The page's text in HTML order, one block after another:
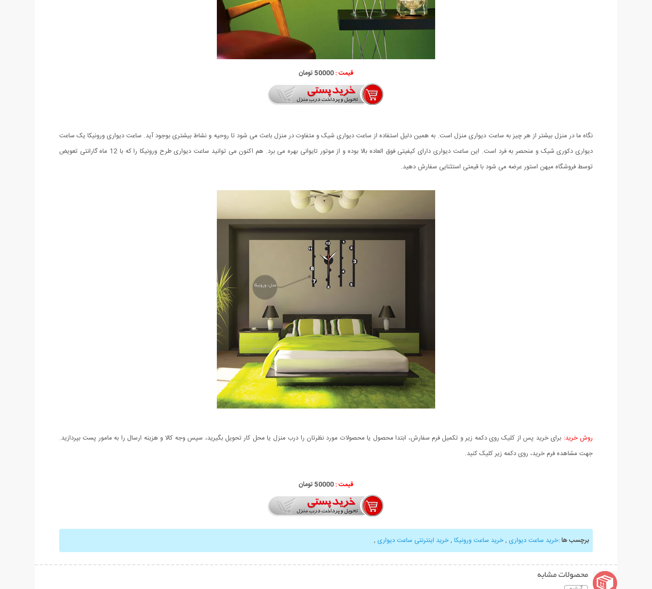
قیمت :50000 تومان
نگاه ما در منزل بیشتر از هر چیز به ساعت دیواری منزل است. به همین دلیل استفاده از ساعت دیواری شیک و متفاوت در منزل باعث می شود تا روحیه و نشاط بیشتری بوجود آید. ساعت دیواری ورونیکا یک ساعت
دیواری دکوری شیک و منحصر به فرد است. این ساعت دیواری دارای کیفیتی فوق العاده بالا بوده و از موتور تایوانی بهره می برد. هم اکنون می توانید ساعت دیواری طرح ورونیکا را که با 12 ماه گارانتی تعویض
توسط فروشگاه میهن استور عرضه می شود با قیمتی استثنایی سفارش دهید.
روش خرید: برای خرید پس از کلیک روی دکمه زیر و تکمیل فرم سفارش، ابتدا محصول یا محصولات مورد نظرتان را درب منزل یا محل کار تحویل بگیرید، سپس وجه کالا و هزینه ارسال را به مامور پست بپردازید.
جهت مشاهده فرم خرید، روی دکمه زیر کلیک کنید.
قیمت :50000 تومان
برچسب ها:خرید ساعت دیواری ,خرید ساعت ورونیکا ,خرید اینترنتی ساعت دیواری ,
محصولات مشابه